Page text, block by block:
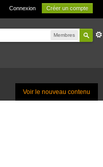
Connexion Créer un compte
Membres
Voir le nouveau contenu